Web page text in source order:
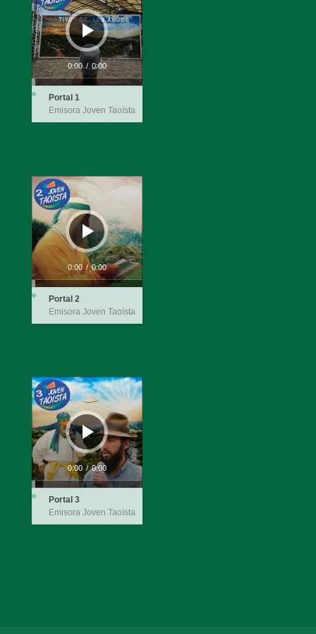
audio
0:00 / 0:00
Portal 1
Emisora Joven Taoísta
Reproductor
de
audio
0:00 / 0:00
Portal 2
Emisora Joven Taoísta
Reproductor
de
audio
0:00 / 0:00
Portal 3
Emisora Joven Taoísta